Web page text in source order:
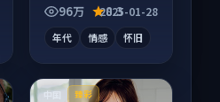
蛋别错过，字幕区常
96万 8.3
2025-01-28
年代 情感 怀旧
中国 臻彩